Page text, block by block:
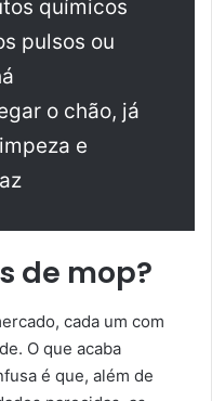
químicos
pulsos ou
o chão, já
e
de mop?
cada um com
O que acaba
é que, além de